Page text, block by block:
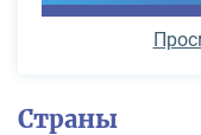
Страны